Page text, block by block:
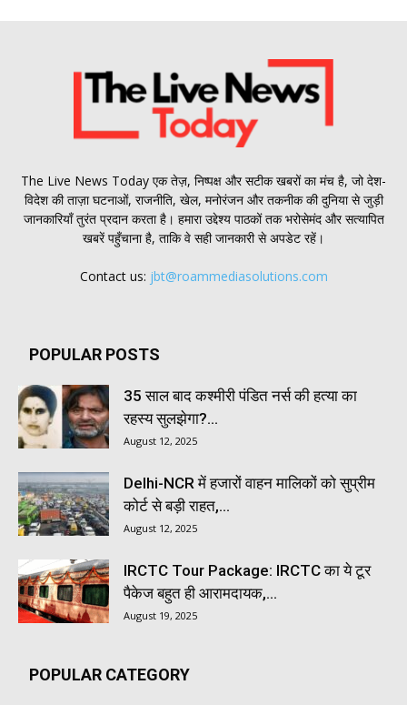
The Live News Today एक तेज़, निष्पक्ष और सटीक खबरों का मंच है, जो देश-
विदेश की ताज़ा घटनाओं, राजनीति, खेल, मनोरंजन और तकनीक की दुनिया से जुड़ी
जानकारियाँ तुरंत प्रदान करता है। हमारा उद्देश्य पाठकों तक भरोसेमंद और सत्यापित
खबरें पहुँचाना है, ताकि वे सही जानकारी से अपडेट रहें।
Contact us: jbt@roammediasolutions.com
POPULAR POSTS
35 साल बाद कश्मीरी पंडित नर्स की हत्या का
रहस्य सुलझेगा?...
August 12, 2025
Delhi-NCR में हजारों वाहन मालिकों को सुप्रीम
कोर्ट से बड़ी राहत,...
August 12, 2025
IRCTC Tour Package: IRCTC का ये टूर
पैकेज बहुत ही आरामदायक,...
August 19, 2025
POPULAR CATEGORY